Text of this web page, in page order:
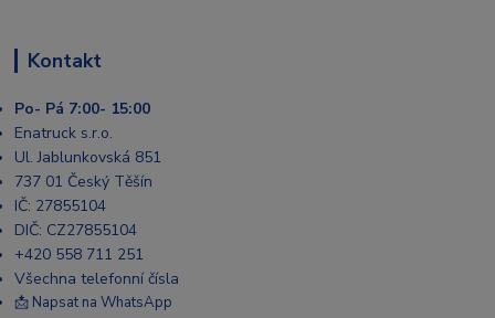
Kontakt
Po- Pá 7:00- 15:00
Enatruck s.r.o.
Ul. Jablunkovská 851
737 01 Český Těšín
IČ: 27855104
DIČ: CZ27855104
+420 558 711 251
Všechna telefonní čísla
📩 Napsat na WhatsApp